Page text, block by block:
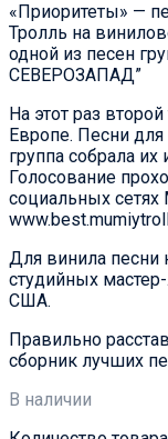
«Приоритеты» —
Тролль на
одной из песен
СЕВЕРОЗАПАД”
На этот раз
Европе. Песни
группа собрала их
Голосование
социальных сетях
Для винила песни
студийных
США.
Правильно
сборник лучших
В наличии